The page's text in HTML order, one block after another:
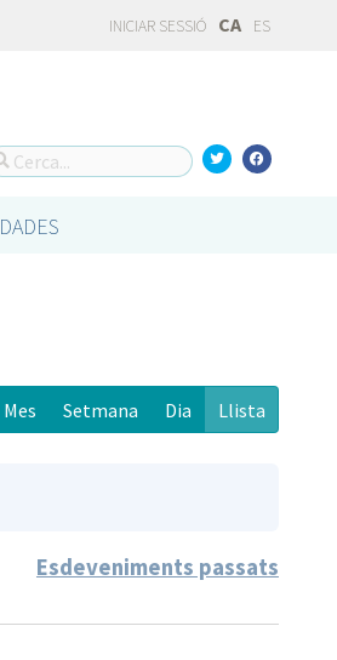
INICIAR SESSIÓ CA ES
DADES
Mes Setmana Dia Llista
Esdeveniments passats